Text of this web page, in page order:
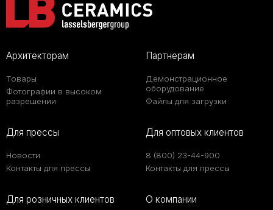
Архитекторам
Товары
Фотографии в высоком
разрешении
Партнерам
Демонстрационное
оборудование
Файлы для загрузки
Для прессы
Новости
Контакты для прессы
Для оптовых клиентов
8 (800) 23-44-900
Контакты для прессы
Для розничных клиентов О компании